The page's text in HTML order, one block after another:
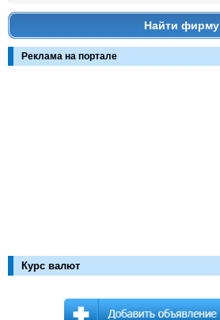
Найти фирму
Реклама на портале
Курс валют